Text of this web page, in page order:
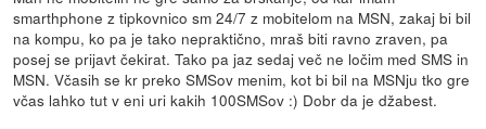
smarthphone z tipkovnico sm 24/7 z mobitelom na MSN, zakaj bi bil
na kompu, ko pa je tako nepraktično, mraš biti ravno zraven, pa
posej se prijavt čekirat. Tako pa jaz sedaj več ne ločim med SMS in
MSN. Včasih se kr preko SMSov menim, kot bi bil na MSNju tko gre
včas lahko tut v eni uri kakih 100SMSov :) Dobr da je džabest.